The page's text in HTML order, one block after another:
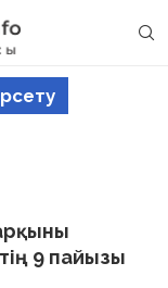
9 пайызы